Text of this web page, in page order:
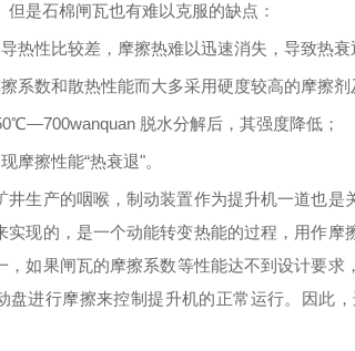
但是石棉闸瓦也有难以克服的缺点：
热性比较差，摩擦热难以迅速消失，导致热衰
系数和散热性能而大多采用硬度较高的摩擦剂
脱水分解后，其强度降低；
摩擦性能“热衰退"。
井生产的咽喉，制动装置作为提升机一道也
实现的，是一个动能转变热能的过程，用作摩
，如果闸瓦的摩擦系数等性能达不到设计要求
盘进行摩擦来控制提升机的正常运行。 因此